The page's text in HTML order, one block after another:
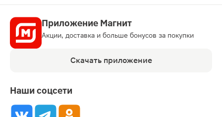
Приложение Магнит
Акции, доставка и больше бонусов за покупки
Скачать приложение
Наши соцсети